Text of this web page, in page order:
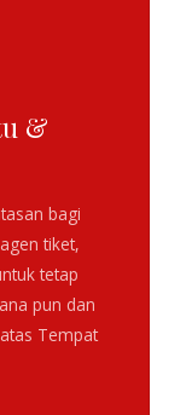
&
bagi
tiket,
tetap
pun dan
Tempat